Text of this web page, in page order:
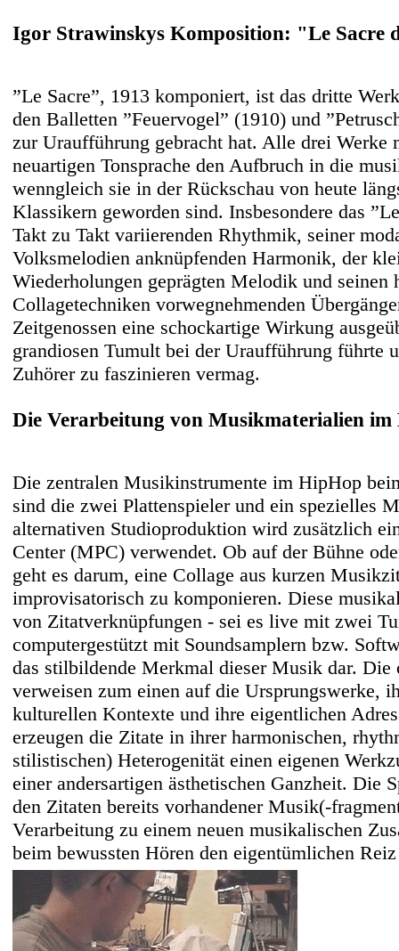
Igor Strawinskys Komposition: "Le Sacre
”Le Sacre”, 1913 komponiert, ist das dritte
den Balletten ”Feuervogel” (1910) und
zur Uraufführung gebracht hat. Alle drei Werke
neuartigen Tonsprache den Aufbruch in die
wenngleich sie in der Rückschau von heute
Klassikern geworden sind. Insbesondere das
Takt zu Takt variierenden Rhythmik, seiner
Volksmelodien anknüpfenden Harmonik, der
Wiederholungen geprägten Melodik und seinen
Collagetechniken vorwegnehmenden
Zeitgenossen eine schockartige Wirkung
grandiosen Tumult bei der Uraufführung führte
Zuhörer zu faszinieren vermag.
Die Verarbeitung von Musikmaterialien
Die zentralen Musikinstrumente im HipHop
sind die zwei Plattenspieler und ein spezielles
alternativen Studioproduktion wird zusätzlich
Center (MPC) verwendet. Ob auf der Bühne
geht es darum, eine Collage aus kurzen
improvisatorisch zu komponieren. Diese
von Zitatverknüpfungen - sei es live mit zwei
computergestützt mit Soundsamplern bzw.
das stilbildende Merkmal dieser Musik dar. Die
verweisen zum einen auf die Ursprungswerke,
kulturellen Kontexte und ihre eigentlichen
erzeugen die Zitate in ihrer harmonischen,
stilistischen) Heterogenität einen eigenen
einer andersartigen ästhetischen Ganzheit. Die
den Zitaten bereits vorhandener Musik(-
Verarbeitung zu einem neuen musikalischen
beim bewussten Hören den eigentümlichen